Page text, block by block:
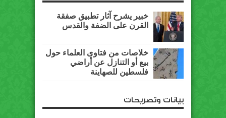
خبير يشرح آثار تطبيق صفقة
القرن على الضفة والقدس
خلاصات من فتاوى العلماء حول
بيع أو التنازل عن أراضي
فلسطين للصهاينة
بيانات وتصريحات